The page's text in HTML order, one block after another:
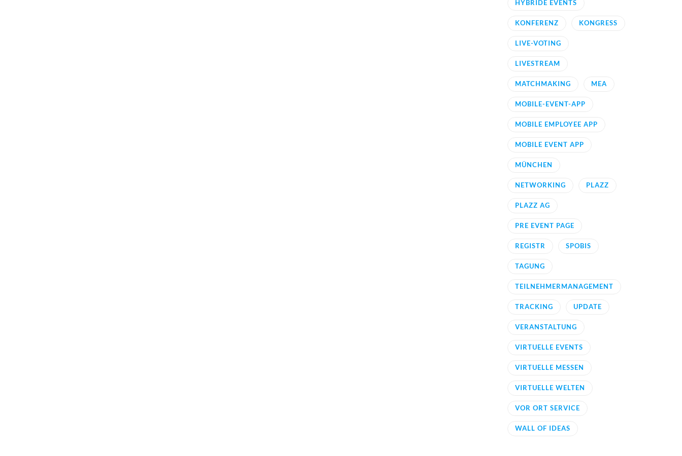
HYBRIDE EVENTS
KONFERENZ KONGRESS
LIVE-VOTING
LIVESTREAM
MATCHMAKING MEA
MOBILE-EVENT-APP
MOBILE EMPLOYEE APP
MOBILE EVENT APP
MÜNCHEN
NETWORKING PLAZZ
PLAZZ AG
PRE EVENT PAGE
REGISTR SPOBIS
TAGUNG
TEILNEHMERMANAGEMENT
TRACKING UPDATE
VERANSTALTUNG
VIRTUELLE EVENTS
VIRTUELLE MESSEN
VIRTUELLE WELTEN
VOR ORT SERVICE
WALL OF IDEAS